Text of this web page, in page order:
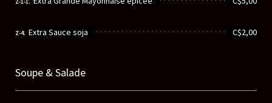
Z-4. C$2,00
Extra Sauce soja
Soupe & Salade